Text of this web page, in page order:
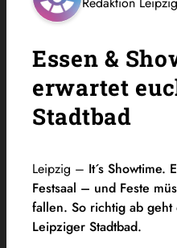
Essen &
erwartet
Stadtbad
Leipzig – It´s Showtime.
Festsaal – und Feste
fallen. So richtig ab
Leipziger Stadtbad.